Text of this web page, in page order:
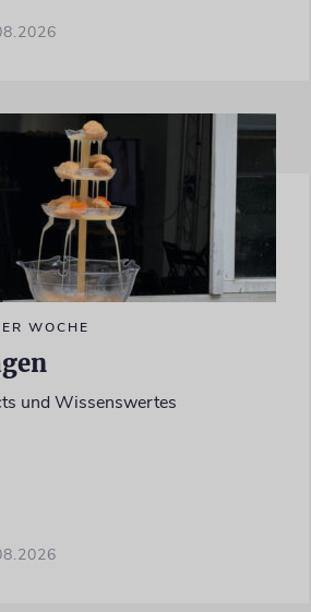
WOCHE
und Wissenswertes